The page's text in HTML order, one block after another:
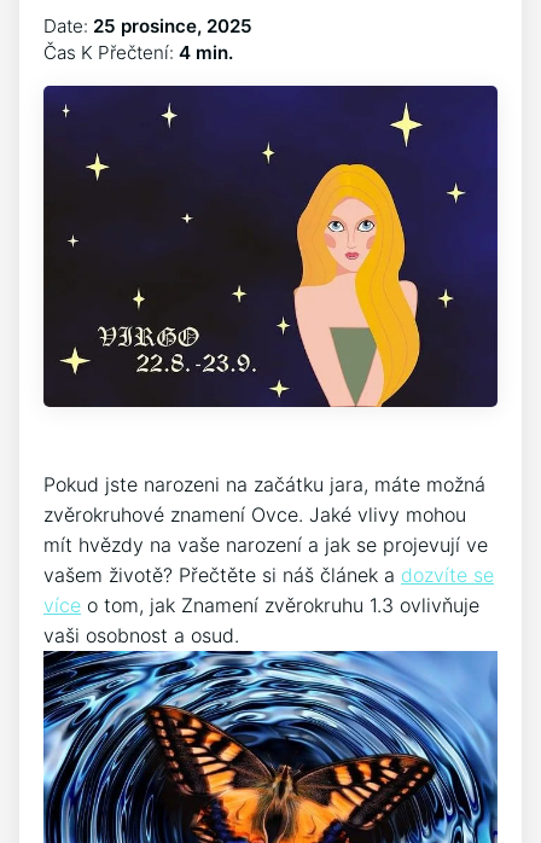
Date: 25 prosince, 2025
Čas K Přečtení: 4 min.
Pokud ‌jste narozeni ⁣na začátku jara, máte ​možná
⁢zvěrokruhové znamení Ovce. Jaké vlivy mohou
mít hvězdy na vaše ⁢narození a jak se projevují ve
vašem životě? Přečtěte si ‍náš‍ článek a dozvíte se
více o tom, jak Znamení zvěrokruhu 1.3 ovlivňuje
vaši osobnost a osud.